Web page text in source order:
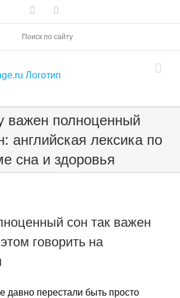
Поиск по сайту
важен полноценный
английская лексика по
сна и здоровья
сон так важен
говорить на
давно перестали быть просто